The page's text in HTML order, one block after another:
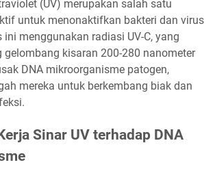
(UV) merupakan salah satu
untuk menonaktifkan bakteri dan virus
ini menggunakan radiasi UV-C, yang
kisaran 200-280 nanometer
DNA mikroorganisme patogen,
mereka untuk berkembang biak dan
Sinar UV terhadap DNA